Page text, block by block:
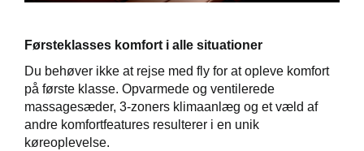
Førsteklasses komfort i alle situationer
Du behøver ikke at rejse med fly for at opleve komfort
på første klasse. Opvarmede og ventilerede
massagesæder, 3-zoners klimaanlæg og et væld af
andre komfortfeatures resulterer i en unik
køreoplevelse.